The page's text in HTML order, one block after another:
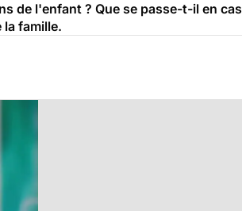
de l'enfant ? Que se passe-t-il en
famille.